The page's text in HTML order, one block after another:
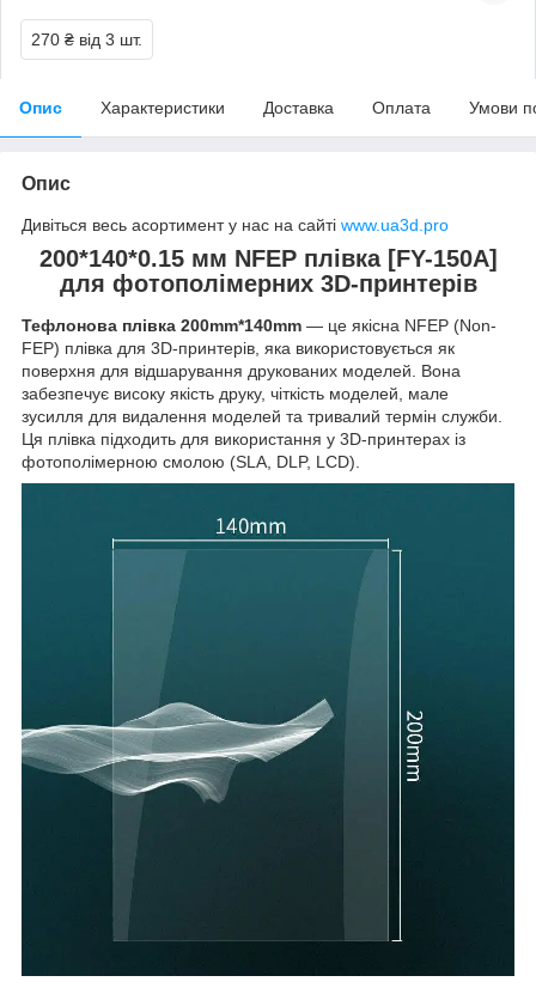
270 ₴ від 3 шт.
Опис Характеристики Доставка Оплата Умови
Опис
Дивіться весь асортимент у нас на сайті www.ua3d.pro
200*140*0.15 мм NFEP плівка [FY-150A]
для фотополімерних 3D-принтерів
Тефлонова плівка 200mm*140mm — це якісна NFEP (Non-
FEP) плівка для 3D-принтерів, яка використовується як
поверхня для відшарування друкованих моделей. Вона
забезпечує високу якість друку, чіткість моделей, мале
зусилля для видалення моделей та тривалий термін служби.
Ця плівка підходить для використання у 3D-принтерах із
фотополімерною смолою (SLA, DLP, LCD).